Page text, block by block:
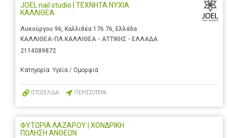
JOEL nail studio | ΤΕΧΝΗΤΑ ΝΥΧΙΑ
ΚΑΛΛΙΘΕΑ
Λυκούργου 96, Καλλιθέα 176 76, Ελλάδα
ΚΑΛΛΙΘΕΑ-ΠΛ.ΚΑΛΛΙΘΕΑ - ΑΤΤΙΚΗΣ - ΕΛΛΑΔΑ
2114089872
Κατηγορία: Υγεία / Ομορφιά
ΙΣΤΟΣΕΛΙΔΑ ΠΕΡΙΣΣΟΤΕΡΑ
ΦΥΤΩΡΙΑ ΛΑΖΑΡΟΥ | ΧΟΝΔΡΙΚΗ
ΠΩΛΗΣΗ ΑΝΘΕΩΝ